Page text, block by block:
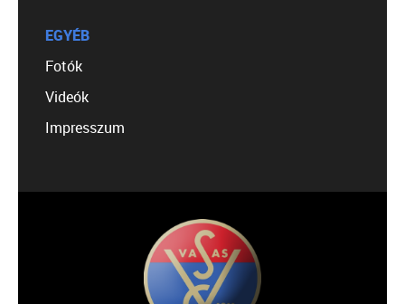
EGYÉB
Fotók
Videók
Impresszum